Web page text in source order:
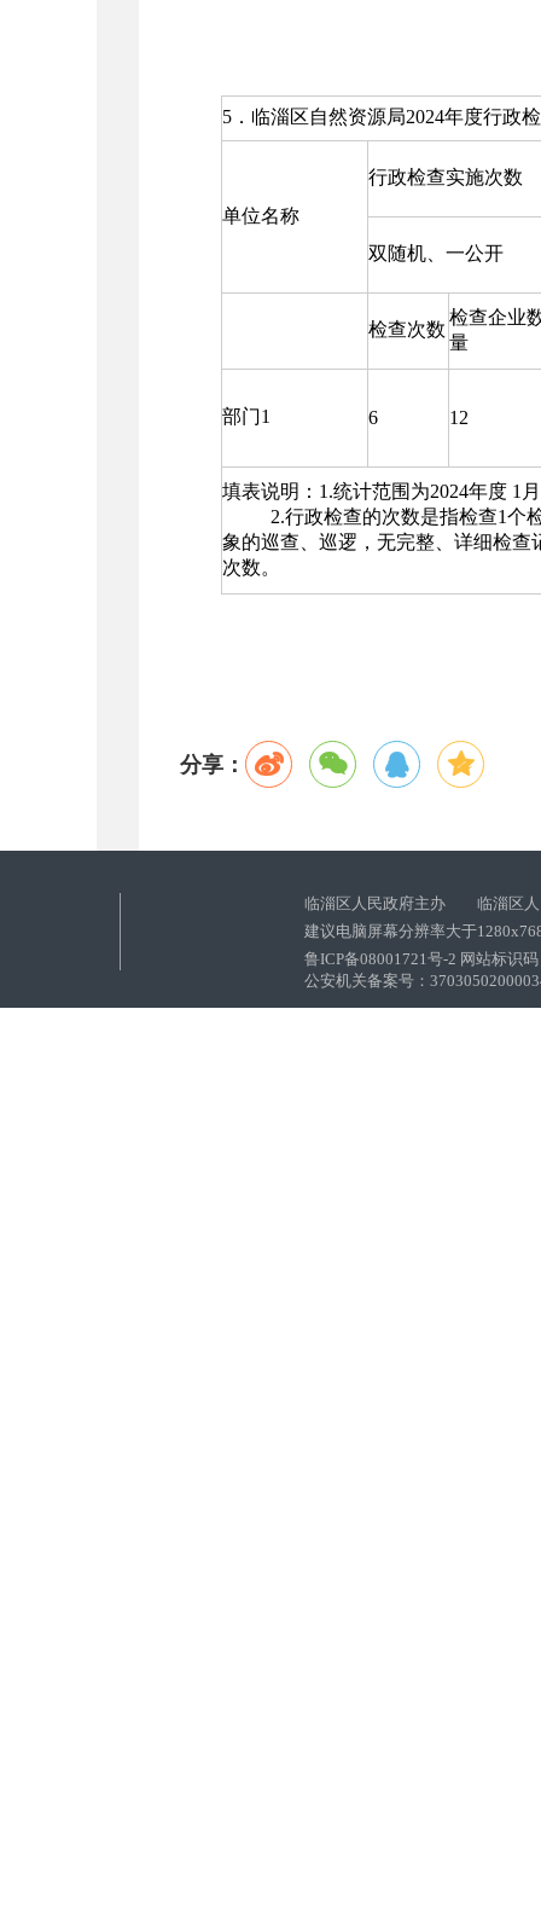
5．临淄区自然资源局2024年度行政
单位名称
行政检查实施次数
双随机、一公开
检查次数
检查企业
量
部门1 6 12
填表说明：1.统计范围为2024年度 1
2.行政检查的次数是指检查1个检
象的巡查、巡逻，无完整、详细检
次数。
分享：
临淄区人民政府主办 临淄区人
建议电脑屏幕分辨率大于
鲁ICP备08001721号-2 网站标识
公安机关备案号：